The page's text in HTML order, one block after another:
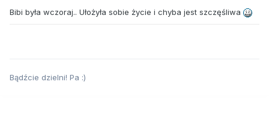
Bibi była wczoraj.. Ułożyła sobie życie i chyba jest szczęśliwa
Bądźcie dzielni! Pa :)